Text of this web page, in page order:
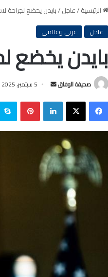
الرئيسية/عاجل/بايدن يخضع لجراحة
عاجل
عربي وعالمي
بايدن يخضع
صحيفة الوفاق
أرسل
إلكترونيا
5 سبتمبر، 2025
فيسبوك‫X لينكدإن